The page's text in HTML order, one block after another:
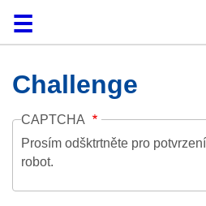
DomůKolekce
Prohlížení
Vyhledávání
O platformě
Nápověda
Kontakt
Challenge
CAPTCHA
Prosím odšktrtněte pro
robot.